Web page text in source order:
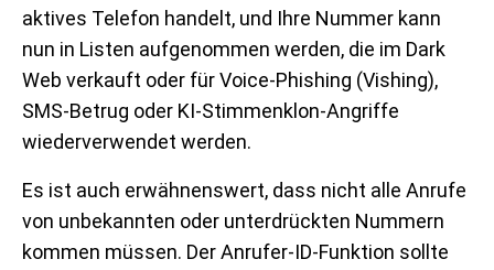
aktives Telefon handelt, und Ihre Nummer kann
nun in Listen aufgenommen werden, die im Dark
Web verkauft oder für Voice-Phishing (Vishing),
SMS-Betrug oder KI-Stimmenklon-Angriffe
wiederverwendet werden.
Es ist auch erwähnenswert, dass nicht alle Anrufe
von unbekannten oder unterdrückten Nummern
kommen müssen. Der Anrufer-ID-Funktion sollte